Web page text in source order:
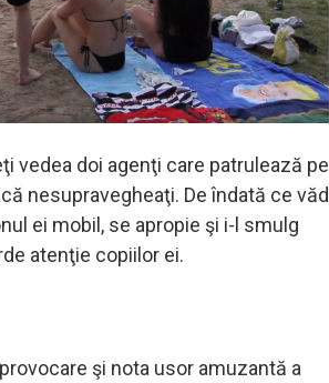
vedea doi agenţi care patrulează pe
nesupravegheaţi. De îndată ce văd
ei mobil, se apropie şi i-l smulg
atenţie copiilor ei.
şi nota usor amuzantă a